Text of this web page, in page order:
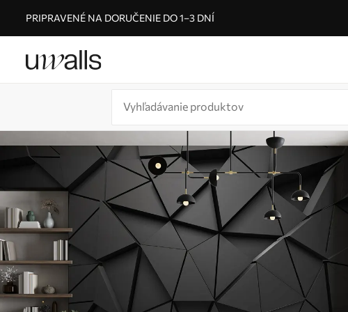
PRIPRAVENÉ NA DORUČENIE DO 1–3 DNÍ